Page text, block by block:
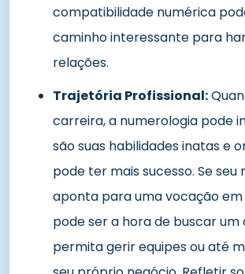
compatibilidade numérica
caminho interessante para
relações.
Trajetória Profissional:
carreira, a numerologia pode
são suas habilidades inatas e
pode ter mais sucesso. Se seu
aponta para uma vocação em
pode ser a hora de buscar um
permita gerir equipes ou até